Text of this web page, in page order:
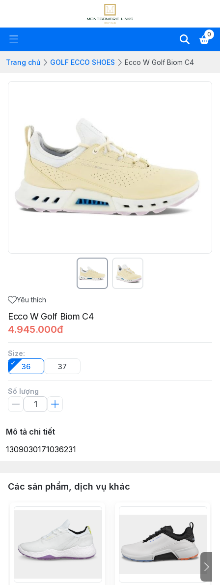
0
Trang chủ GOLF ECCO SHOES Ecco W Golf Biom C4
Yêu thích
Ecco W Golf Biom C4
4.945.000đ
Size:
36
37
Số lượng
Mô tả chi tiết
1309030171036231
Các sản phẩm, dịch vụ khác